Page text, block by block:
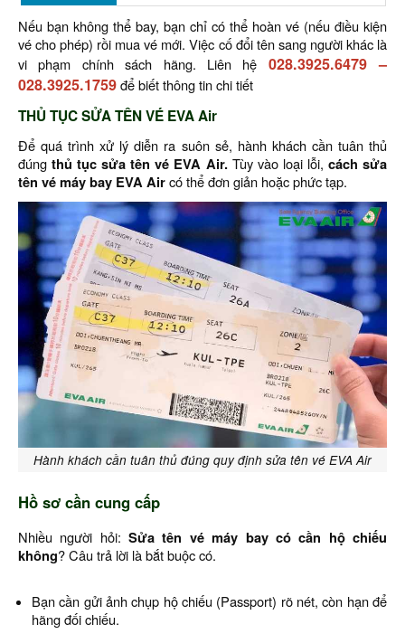
Nếu bạn không thể bay, bạn chỉ có thể hoàn vé (nếu điều kiện
vé cho phép) rồi mua vé mới. Việc cố đổi tên sang người khác là
vi phạm chính sách hãng. Liên hệ 028.3925.6479–
028.3925.1759để biết thông tin chi tiết
THỦ TỤC SỬA TÊN VÉ EVA Air
Để quá trình xử lý diễn ra suôn sẻ, hành khách cần tuân thủ
đúngthủ tục sửa tên vé EVA Air.Tùy vào loại lỗi, cách sửa
tên vé máy bay EVA Aircó thể đơn giản hoặc phức tạp.
Hành khách cần tuân thủ đúng quy định sửa tên vé EVA Air
Hồ sơ cần cung cấp
Nhiều người hỏi:Sửa tên vé máy bay có cần hộ chiếu
không? Câu trả lời là bắt buộc có.
Bạn cần gửi ảnh chụp hộ chiếu (Passport) rõ nét, còn hạn để
hãng đối chiếu.